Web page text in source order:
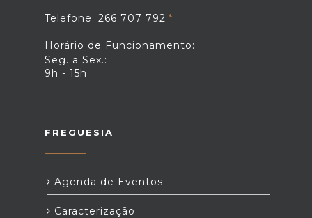
Telefone: 266 707 792
Horário de Funcionamento:
Seg. a Sex.:
9h - 15h
FREGUESIA
Agenda de Eventos
Caracterização